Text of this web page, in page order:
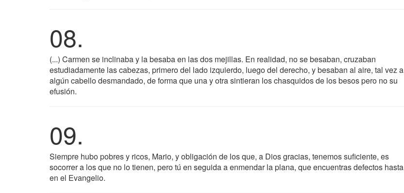
08.
(...) Carmen se inclinaba y la besaba en las dos mejillas. En realidad, no se besaban, cruzaban
estudiadamente las cabezas, primero del lado izquierdo, luego del derecho, y besaban al aire, tal vez a
algún cabello desmandado, de forma que una y otra sintieran los chasquidos de los besos pero no su
efusión.
09.
Siempre hubo pobres y ricos, Mario, y obligación de los que, a Dios gracias, tenemos suficiente, es
socorrer a los que no lo tienen, pero tú en seguida a enmendar la plana, que encuentras defectos hasta
en el Evangelio.